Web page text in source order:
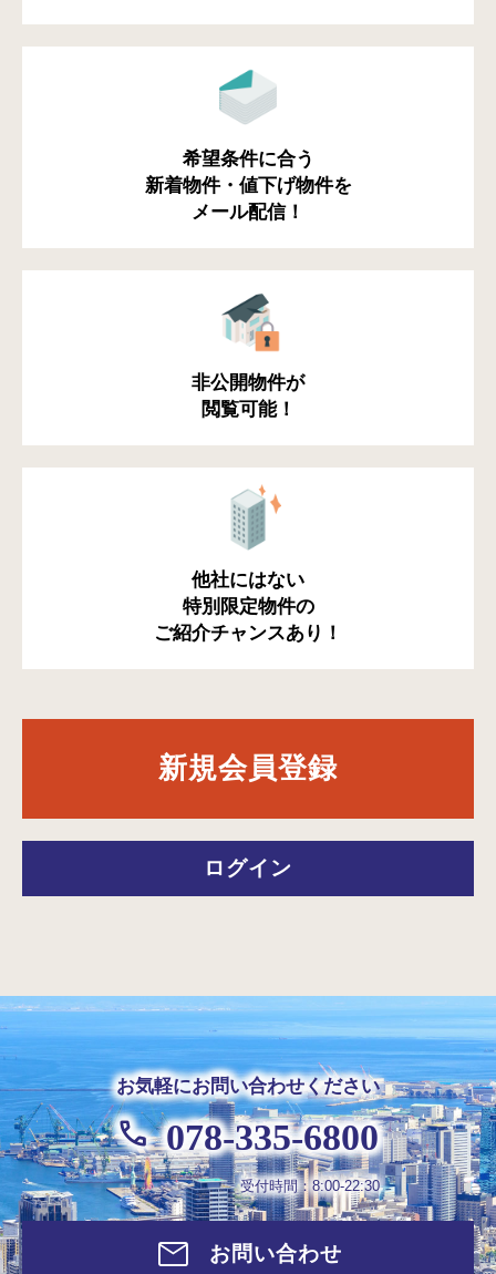
希望条件に合う
新着物件・値下げ物件を
メール配信！
非公開物件が
閲覧可能！
他社にはない
特別限定物件の
ご紹介チャンスあり！
新規会員登録
ログイン
お気軽にお問い合わせください
078-335-6800
受付時間：8:00-22:30
お問い合わせ